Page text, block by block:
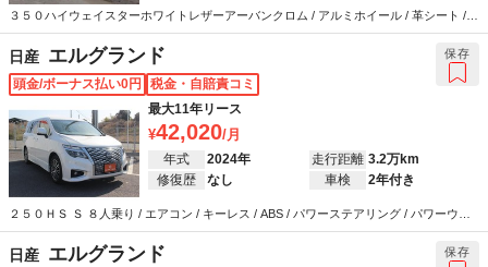
３５０ハイウェイスターホワイトレザーアーバンクロム / アルミホイール / 革シート /
エアコン / カーナビ / テレビ / エアバッグ / パワーステアリング / パワーウインドウ
日産 エルグランド
頭金/ボーナス払い0円
税金・自賠責コミ
最大11年リース
42,020
年式 2024年 走行距離 3.2万km
修復歴
なし 車検 2年付き
２５０ＨＳ Ｓ ８人乗り / エアコン / キーレス / ABS / パワーステアリング / パワーウイ
ンドウ
保存
日産 エルグランド 保存